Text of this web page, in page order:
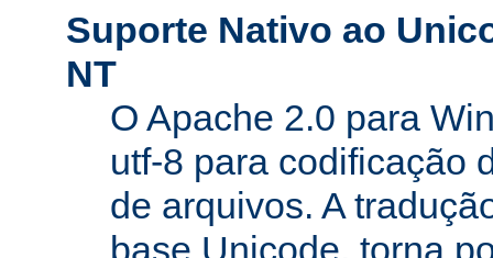
Suporte Nativo ao
NT
O Apache 2.0 para
utf-8 para codificação
de arquivos. A
base Unicode, torna